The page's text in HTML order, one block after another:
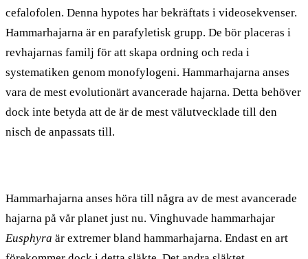
cefalofolen. Denna hypotes har bekräftats i videosekvenser.
Hammarhajarna är en parafyletisk grupp. De bör placeras i
revhajarnas familj för att skapa ordning och reda i
systematiken genom monofylogeni. Hammarhajarna anses
vara de mest evolutionärt avancerade hajarna. Detta behöver
dock inte betyda att de är de mest välutvecklade till den
nisch de anpassats till.
Hammarhajarna anses höra till några av de mest avancerade
hajarna på vår planet just nu. Vinghuvade hammarhajar
Eusphyra är extremer bland hammarhajarna. Endast en art